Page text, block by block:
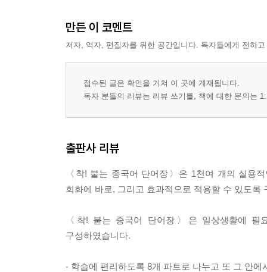
만든 이 코멘트
저자, 역자, 편집자를 위한 공간입니다. 독자들에게 전하
접수된 글은 확인을 거쳐 이 곳에 게재됩니다.
독자 분들의 리뷰는 리뷰 쓰기를, 책에 대한 문의는
출판사 리뷰
〈착! 붙는 중국어 단어장〉은 1천여 개의 실용
회화에 바로, 그리고 효과적으로 적용할 수 있도
〈착! 붙는 중국어 단어장〉은 일상생활에 필
구성하였습니다.
- 학습에 편리하도록 8개 파트로 나누고 또 그 안